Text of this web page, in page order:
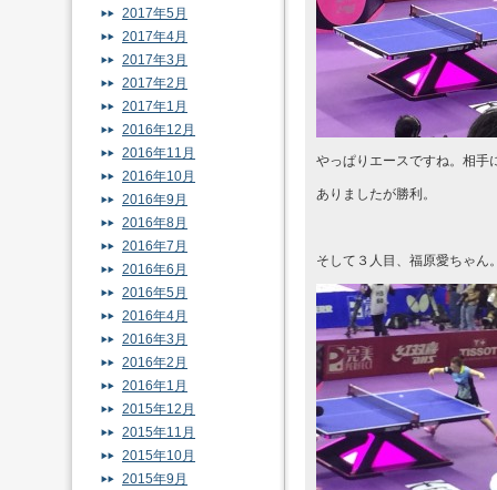
やっぱりエースですね。相手
ありましたが勝利。
そして３人目、福原愛ちゃん
2017年5月
2017年4月
2017年3月
2017年2月
2017年1月
2016年12月
2016年11月
2016年10月
2016年9月
2016年8月
2016年7月
2016年6月
2016年5月
2016年4月
2016年3月
2016年2月
2016年1月
2015年12月
2015年11月
2015年10月
2015年9月